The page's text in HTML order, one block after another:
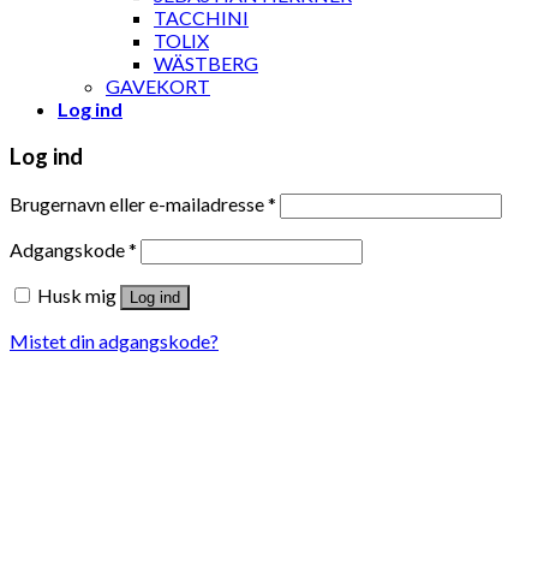
TACCHINI
TOLIX
WÄSTBERG
GAVEKORT
Log ind
Log ind
Brugernavn eller e-mailadresse*
Adgangskode*
Husk mig
Log ind
Mistet din adgangskode?